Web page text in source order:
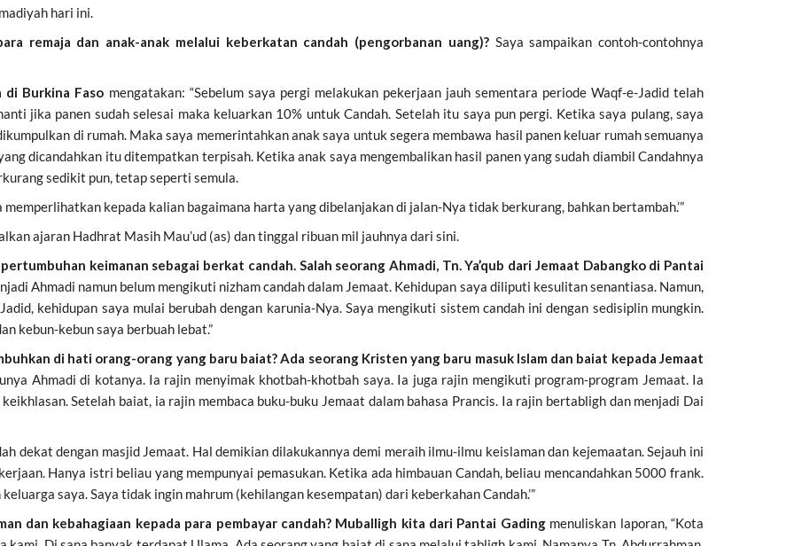
hari ini.
remaja dan anak-anak melalui keberkatan candah (pengorbanan uang)? Saya sampaikan contoh-contohnya
di Burkina Faso mengatakan: “Sebelum saya pergi melakukan pekerjaan jauh sementara periode Waqf-e-Jadid telah
jika panen sudah selesai maka keluarkan 10% untuk Candah. Setelah itu saya pun pergi. Ketika saya pulang, saya
di rumah. Maka saya memerintahkan anak saya untuk segera membawa hasil panen keluar rumah semuanya
dicandahkan itu ditempatkan terpisah. Ketika anak saya mengembalikan hasil panen yang sudah diambil Candahnya
sedikit pun, tetap seperti semula.
memperlihatkan kepada kalian bagaimana harta yang dibelanjakan di jalan-Nya tidak berkurang, bahkan bertambah.’”
ajaran Hadhrat Masih Mau’ud (as) dan tinggal ribuan mil jauhnya dari sini.
keimanan sebagai berkat candah. Salah seorang Ahmadi, Tn. Ya’qub dari Jemaat Dabangko di Pantai
Ahmadi namun belum mengikuti nizham candah dalam Jemaat. Kehidupan saya diliputi kesulitan senantiasa. Namun,
kehidupan saya mulai berubah dengan karunia-Nya. Saya mengikuti sistem candah ini dengan sedisiplin mungkin.
kebun-kebun saya berbuah lebat.”
di hati orang-orang yang baru baiat? Ada seorang Kristen yang baru masuk Islam dan baiat kepada Jemaat
Ahmadi di kotanya. Ia rajin menyimak khotbah-khotbah saya. Ia juga rajin mengikuti program-program Jemaat. Ia
Setelah baiat, ia rajin membaca buku-buku Jemaat dalam bahasa Prancis. Ia rajin bertabligh dan menjadi Dai
dekat dengan masjid Jemaat. Hal demikian dilakukannya demi meraih ilmu-ilmu keislaman dan kejemaatan. Sejauh ini
Hanya istri beliau yang mempunyai pemasukan. Ketika ada himbauan Candah, beliau mencandahkan 5000 frank.
saya. Saya tidak ingin mahrum (kehilangan kesempatan) dari keberkahan Candah.’”
dan kebahagiaan kepada para pembayar candah? Muballigh kita dari Pantai Gading menuliskan laporan, “Kota